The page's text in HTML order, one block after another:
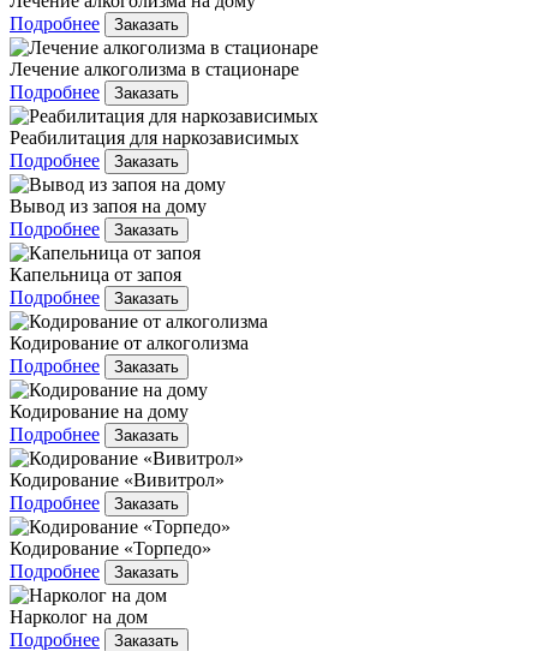
Подробнее
Заказать
Лечение алкоголизма в стационаре
Подробнее
Заказать
Реабилитация для наркозависимых
Подробнее
Заказать
Вывод из запоя на дому
Подробнее
Заказать
Капельница от запоя
Подробнее
Заказать
Кодирование от алкоголизма
Подробнее
Заказать
Кодирование на дому
Подробнее
Заказать
Кодирование «Вивитрол»
Подробнее
Заказать
Кодирование «Торпедо»
Подробнее
Заказать
Нарколог на дом
Подробнее
Заказать